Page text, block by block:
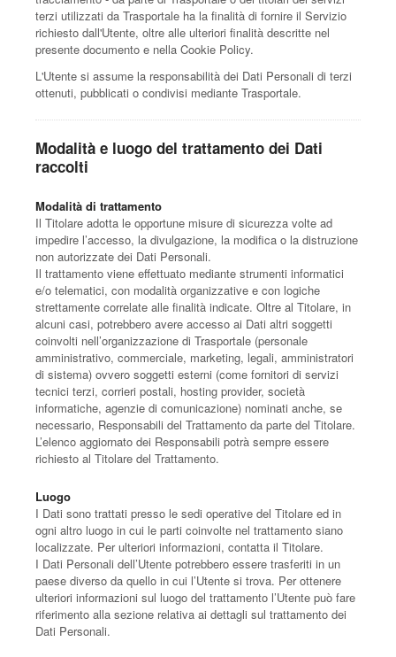
terzi utilizzati da Trasportale ha la finalità di fornire il Servizio
richiesto dall'Utente, oltre alle ulteriori finalità descritte nel
presente documento e nella Cookie Policy.
L'Utente si assume la responsabilità dei Dati Personali di terzi
ottenuti, pubblicati o condivisi mediante Trasportale.
Modalità e luogo del trattamento dei Dati
raccolti
Modalità di trattamento
Il Titolare adotta le opportune misure di sicurezza volte ad
impedire l’accesso, la divulgazione, la modifica o la distruzione
non autorizzate dei Dati Personali.
Il trattamento viene effettuato mediante strumenti informatici
e/o telematici, con modalità organizzative e con logiche
strettamente correlate alle finalità indicate. Oltre al Titolare, in
alcuni casi, potrebbero avere accesso ai Dati altri soggetti
coinvolti nell’organizzazione di Trasportale (personale
amministrativo, commerciale, marketing, legali, amministratori
di sistema) ovvero soggetti esterni (come fornitori di servizi
tecnici terzi, corrieri postali, hosting provider, società
informatiche, agenzie di comunicazione) nominati anche, se
necessario, Responsabili del Trattamento da parte del Titolare.
L’elenco aggiornato dei Responsabili potrà sempre essere
richiesto al Titolare del Trattamento.
Luogo
I Dati sono trattati presso le sedi operative del Titolare ed in
ogni altro luogo in cui le parti coinvolte nel trattamento siano
localizzate. Per ulteriori informazioni, contatta il Titolare.
I Dati Personali dell’Utente potrebbero essere trasferiti in un
paese diverso da quello in cui l’Utente si trova. Per ottenere
ulteriori informazioni sul luogo del trattamento l’Utente può fare
riferimento alla sezione relativa ai dettagli sul trattamento dei
Dati Personali.